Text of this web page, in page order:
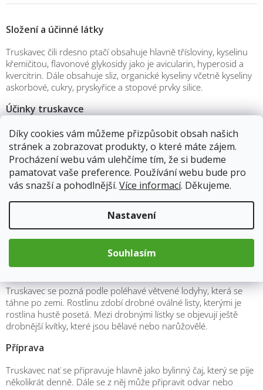
Díky cookies vám můžeme přizpůsobit obsah našich
stránek a zobrazovat produkty, o které máte zájem.
Procházení webu vám ulehčíme tím, že si budeme
pamatovat vaše preference. Používání webu bude pro
vás snazší a pohodlnější. Více informací. Děkujeme.
Nastavení
Souhlasím
Složení a účinné látky
Truskavec čili rdesno ptačí obsahuje hlavně třísloviny, kyselinu
křemičitou, flavonové glykosidy jako je avicularin, hyperosid a
kvercitrin. Dále obsahuje sliz, organické kyseliny včetně kyseliny
askorbové, cukry, pryskyřice a stopové prvky silice.
Účinky truskavce
normální činnost dýchacího systému
podpora kardiovaskulárního systému
skvěle působí na krevní tlak
podporuje trávení a fungování žlučníku
podpora zdravých močových cest
podporuje proces hubnutí
dle nařízení ES č.1924/2006 nemůžeme uvádět zdravotní účinky,
proto výše uvedené léčivé účinky jsou formou tipů našich babiček
a tradičního lidového léčitelství. Nejedná se o lékařské doporučení
– vycházíme pouze informací z internetu, které nemusí být
Popis a vzhled
Truskavec se pozná podle poléhavé větvené lodyhy, která se
táhne po zemi. Rostlinu zdobí drobné oválné listy, kterými je
rostlina hustě posetá. Mezi drobnými lístky se objevují ještě
drobnější kvítky, které jsou bělavé nebo narůžovělé.
Příprava
Truskavec nať se připravuje hlavně jako bylinný čaj, který se pije
několikrát denně. Dále se z něj může připravit odvar nebo